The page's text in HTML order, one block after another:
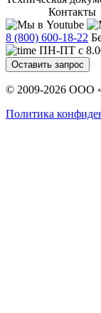
Контакты
8 (800) 600-18-22
ПН-ПТ с
Оставить запрос
© 2009-2026 ООО
Политика